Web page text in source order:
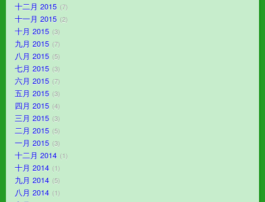
十二月 2015 7
十一月 2015 2
十月 2015 3
九月 2015 7
八月 2015 5
七月 2015 3
六月 2015 7
五月 2015 3
四月 2015 4
三月 2015 3
二月 2015 5
一月 2015 3
十二月 2014 1
十月 2014 1
九月 2014 5
八月 2014 1